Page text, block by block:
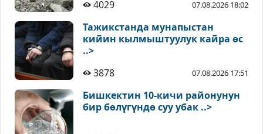
4029 07.08.2026 18:02
Тажикстанда мунапыстан
кийин кылмыштуулук кайра өс
..>
3878
07.08.2026 17:51
Бишкектин 10-кичи районунун
бир бөлүгүндө суу убак ..>